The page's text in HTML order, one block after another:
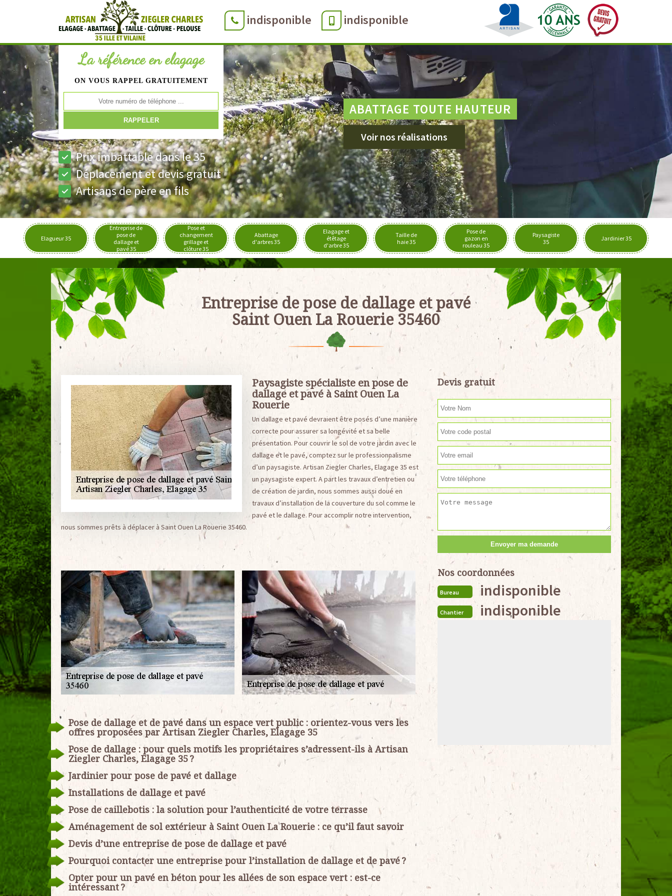
indisponible indisponible
La référence en elagage
ON VOUS RAPPEL GRATUITEMENT
Prix imbattable dans le 35
Déplacement et devis gratuit
Artisans de père en fils
ABATTAGE TOUTE HAUTEUR
Voir nos réalisations
Elagueur 35
Entreprise de
pose de
dallage et
pavé 35
Pose et
changement
grillage et
clôture 35
Abattage
d'arbres 35
Elagage et
étêtage
d'arbre 35
Taille de
haie 35
Pose de
gazon en
rouleau 35
Paysagiste
35
Jardinier 35
Entreprise de pose de dallage et pavé
Saint Ouen La Rouerie 35460
Paysagiste spécialiste en pose de
dallage et pavé à Saint Ouen La
Rouerie
Un dallage et pavé devraient être posés d’une manière
correcte pour assurer sa longévité et sa belle
présentation. Pour couvrir le sol de votre jardin avec le
dallage et le pavé, comptez sur le professionnalisme
d’un paysagiste. Artisan Ziegler Charles, Elagage 35 est
un paysagiste expert. A part les travaux d’entretien ou
de création de jardin, nous sommes aussi doué en
travaux d’installation de la couverture du sol comme le
pavé et le dallage. Pour accomplir notre intervention,
nous sommes prêts à déplacer à Saint Ouen La Rouerie 35460.
Pose de dallage et de pavé dans un espace vert public : orientez-vous vers les
offres proposées par Artisan Ziegler Charles, Elagage 35
Pose de dallage : pour quels motifs les propriétaires s’adressent-ils à Artisan
Ziegler Charles, Elagage 35 ?
Jardinier pour pose de pavé et dallage
Installations de dallage et pavé
Pose de caillebotis : la solution pour l’authenticité de votre terrasse
Aménagement de sol extérieur à Saint Ouen La Rouerie : ce qu’il faut savoir
Devis d’une entreprise de pose de dallage et pavé
Pourquoi contacter une entreprise pour l’installation de dallage et de pavé ?
Opter pour un pavé en béton pour les allées de son espace vert : est-ce
intéressant ?
Devis gratuit
Nos coordonnées
Bureau indisponible
Chantier indisponible